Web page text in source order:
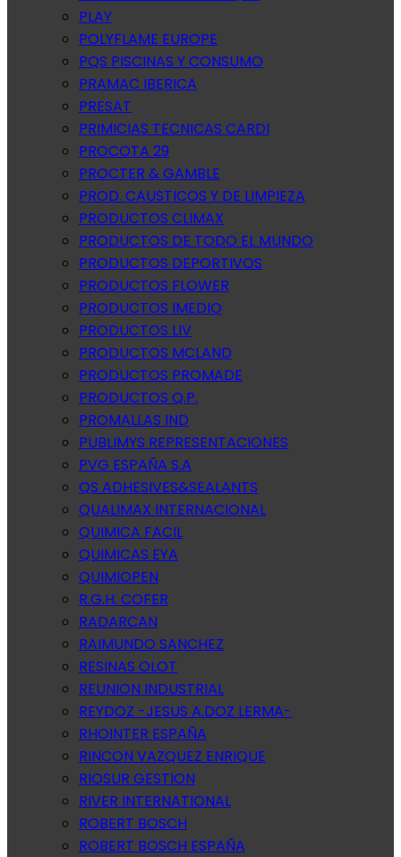
PLAY
POLYFLAME EUROPE
PQS PISCINAS Y CONSUMO
PRAMAC IBERICA
PRESAT
PRIMICIAS TECNICAS CARDI
PROCOTA 29
PROCTER & GAMBLE
PROD. CAUSTICOS Y DE LIMPIEZA
PRODUCTOS CLIMAX
PRODUCTOS DE TODO EL MUNDO
PRODUCTOS DEPORTIVOS
PRODUCTOS FLOWER
PRODUCTOS IMEDIO
PRODUCTOS LIV
PRODUCTOS MCLAND
PRODUCTOS PROMADE
PRODUCTOS Q.P.
PROMALLAS IND
PUBLIMYS REPRESENTACIONES
PVG ESPAÑA S.A
QS ADHESIVES&SEALANTS
QUALIMAX INTERNACIONAL
QUIMICA FACIL
QUIMICAS EYA
QUIMIOPEN
R.G.H. COFER
RADARCAN
RAIMUNDO SANCHEZ
RESINAS OLOT
REUNION INDUSTRIAL
REYDOZ -JESUS A.DOZ LERMA-
RHOINTER ESPAÑA
RINCON VAZQUEZ ENRIQUE
RIOSUR GESTION
RIVER INTERNATIONAL
ROBERT BOSCH
ROBERT BOSCH ESPAÑA